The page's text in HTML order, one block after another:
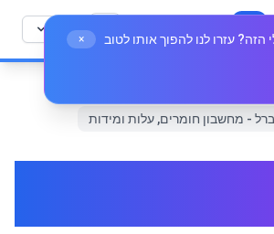
עברית
- מחשבון חומרים, עלות ומידות
עזרו לנו להפוך אותו לטוב
×